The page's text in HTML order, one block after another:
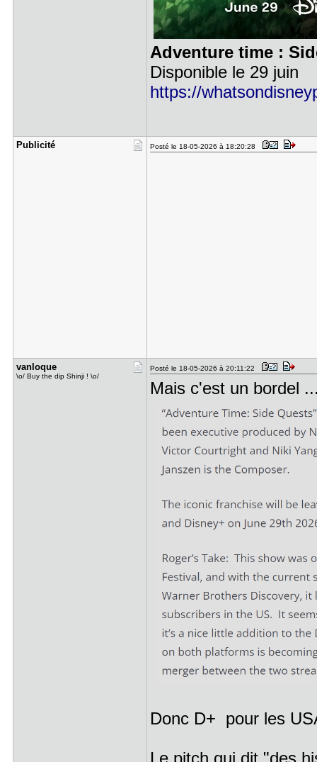
Adventure time :
Disponible le 29 juin
https://
Publicité Posté le 18-05-2026 à 18:20:28
vanloque
\o/ Buy the dip Shinji ! \o/
Posté le 18-05-2026 à 20:11:22
Mais c'est un bordel
Donc D+ pour les
Le pitch qui dit "des